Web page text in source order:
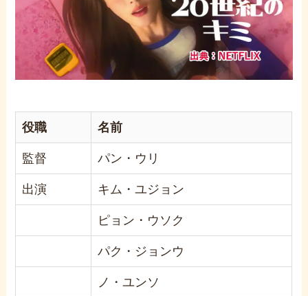
役職 名前
監督 パン・ウリ
出演 キム・ユジョン
ピョン・ウソク
パク・ジョンウ
ノ・ユンソ